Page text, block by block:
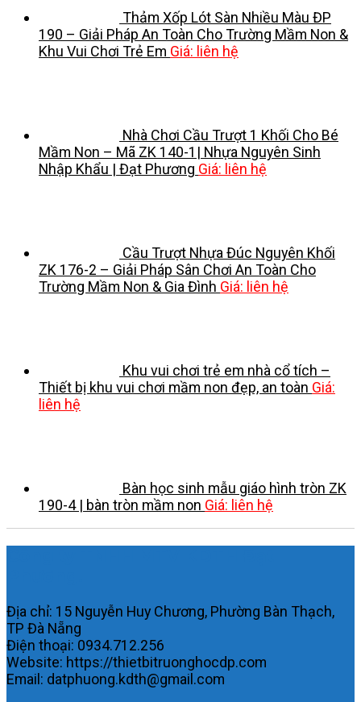
Thảm Xốp Lót Sàn Nhiều Màu ĐP
190 – Giải Pháp An Toàn Cho Trường Mầm Non &
Khu Vui Chơi Trẻ Em Giá: liên hệ
Nhà Chơi Cầu Trượt 1 Khối Cho Bé
Mầm Non – Mã ZK 140-1| Nhựa Nguyên Sinh
Nhập Khẩu | Đạt Phương Giá: liên hệ
Cầu Trượt Nhựa Đúc Nguyên Khối
ZK 176-2 – Giải Pháp Sân Chơi An Toàn Cho
Trường Mầm Non & Gia Đình Giá: liên hệ
Khu vui chơi trẻ em nhà cổ tích –
Thiết bị khu vui chơi mầm non đẹp, an toàn Giá:
liên hệ
Bàn học sinh mẫu giáo hình tròn ZK
190-4 | bàn tròn mầm non Giá: liên hệ
Địa chỉ: 15 Nguyễn Huy Chương, Phường Bàn Thạch,
TP Đà Nẵng
Điện thoại: 0934.712.256
Website: https://thietbitruonghocdp.com
Email: datphuong.kdth@gmail.com